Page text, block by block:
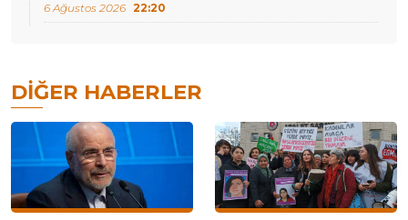
6 Ağustos 2026 22:20
DIĞER HABERLER